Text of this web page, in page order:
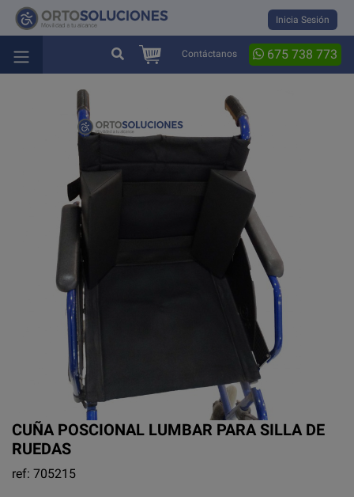
Inicia Sesión
Contáctanos 675 738 773
CUÑA POSCIONAL LUMBAR PARA SILLA DE
RUEDAS
ref: 705215